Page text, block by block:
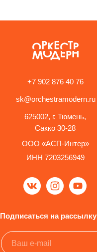
Купить со скидкой
ООО «АСП-Интер»
ИНН 7203256949
sk@orchestramodern.ru
+7 902 876 40 76
625002, г. Тюмень,
Сакко 30-28
Подписаться на рассылку